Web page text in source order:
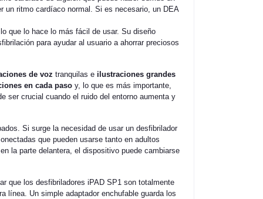
un ritmo cardíaco normal. Si es necesario, un DEA
que lo hace lo más fácil de usar. Su diseño
para ayudar al usuario a ahorrar preciosos
de voz tranquilas e ilustraciones grandes
en cada pasoy, lo que es más importante,
ser crucial cuando el ruido del entorno aumenta y
Si surge la necesidad de usar un desfibrilador
que pueden usarse tanto en adultos
la parte delantera, el dispositivo puede cambiarse
que los desfibriladores iPAD SP1 son totalmente
línea. Un simple adaptador enchufable guarda los